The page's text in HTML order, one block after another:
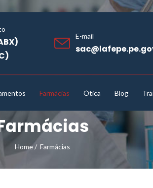
E-mail
Farmácias Ótica Blog
Home/ Farmácias